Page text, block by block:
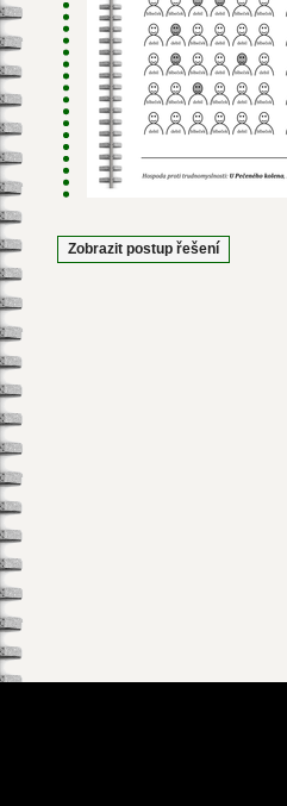
Zobrazit postup řešení